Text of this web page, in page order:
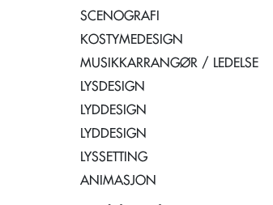
SCENOGRAFI
KOSTYMEDESIGN
MUSIKKARRANGØR / LEDELSE
LYSDESIGN
LYDDESIGN
LYDDESIGN
LYSSETTING
ANIMASJON